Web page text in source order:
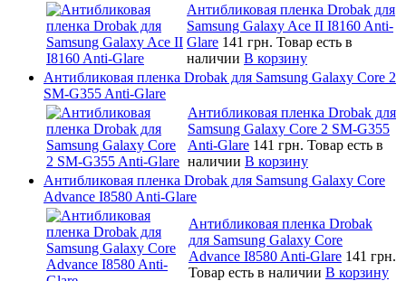
Антибликовая пленка Drobak для
Samsung Galaxy Ace II I8160 Anti-
Glare 141 грн. Товар есть в
наличии В корзину
Антибликовая пленка Drobak для Samsung Galaxy Core 2
SM-G355 Anti-Glare
Антибликовая пленка Drobak для
Samsung Galaxy Core 2 SM-G355
Anti-Glare 141 грн. Товар есть в
наличии В корзину
Антибликовая пленка Drobak для Samsung Galaxy Core
Advance I8580 Anti-Glare
Антибликовая пленка Drobak
для Samsung Galaxy Core
Advance I8580 Anti-Glare 141 грн.
Товар есть в наличии В корзину